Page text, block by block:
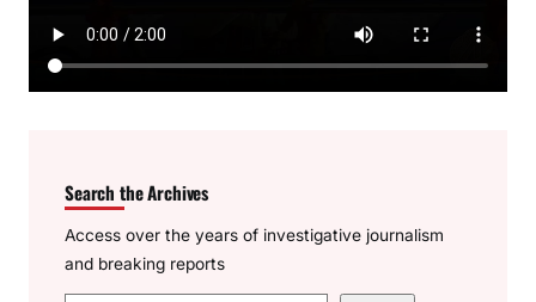
Search the Archives
Access over the years of investigative journalism
and breaking reports